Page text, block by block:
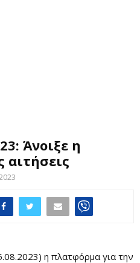
Άνοιξε η
αιτήσεις
η πλατφόρμα για την